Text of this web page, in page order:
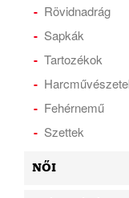
Rövidnadrág
Sapkák
Tartozékok
Fehérnemű
Szettek
NŐI